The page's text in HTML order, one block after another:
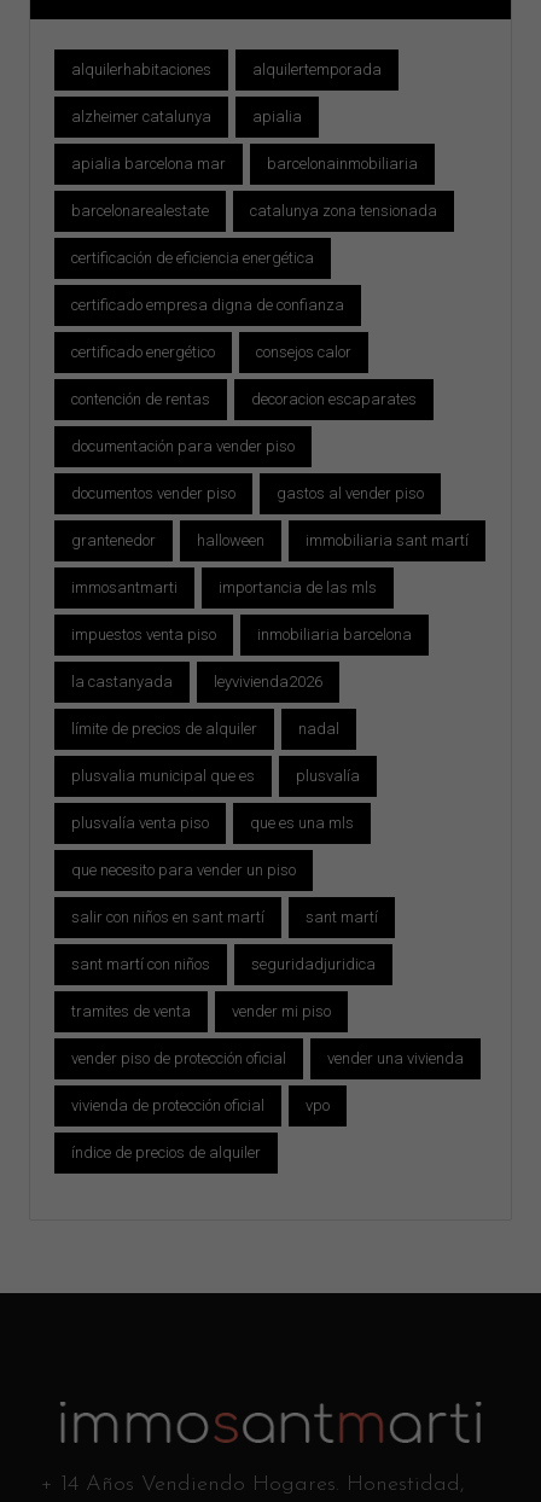
alquilerhabitaciones alquilertemporada
alzheimer catalunya apialia
apialia barcelona mar barcelonainmobiliaria
barcelonarealestate catalunya zona tensionada
certificación de eficiencia energética
certificado empresa digna de confianza
certificado energético consejos calor
contención de rentas decoracion escaparates
documentación para vender piso
documentos vender piso gastos al vender piso
grantenedor halloween immobiliaria sant martí
immosantmarti importancia de las mls
impuestos venta piso inmobiliaria barcelona
la castanyada leyvivienda2026
límite de precios de alquiler nadal
plusvalia municipal que es plusvalía
plusvalía venta piso que es una mls
que necesito para vender un piso
salir con niños en sant martí sant martí
sant martí con niños seguridadjuridica
tramites de venta vender mi piso
vender piso de protección oficial vender una vivienda
vivienda de protección oficial vpo
índice de precios de alquiler
+ 14 Años Vendiendo Hogares. Honestidad,